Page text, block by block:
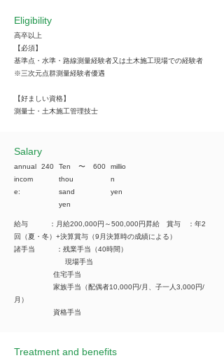
Eligibility
高卒以上
【必須】
基準点・水準・路線測量経験者又は土木施工現場での経験者
※三次元点群測量経験者優遇
【好ましい資格】
測量士・土木施工管理技士
​Salary
annual
incom
e:
240
Ten
thou
sand
yen
​〜 600
millio
n
yen
給与 ：月給200,000円～500,000円昇給 賞与 ：年2
回（夏・冬）+決算賞与（9月決算時の成績による）
諸手当 ：残業手当（40時間）
現場手当
住宅手当
家族手当（配偶者10,000円/月、子一人3,000円/
月）
資格手当
Treatment and benefits